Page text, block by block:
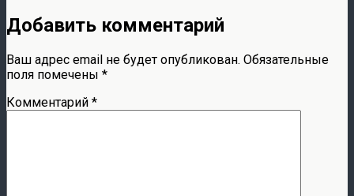
Добавить комментарий
Ваш адрес email не будет опубликован. Обязательные
поля помечены *
Комментарий *